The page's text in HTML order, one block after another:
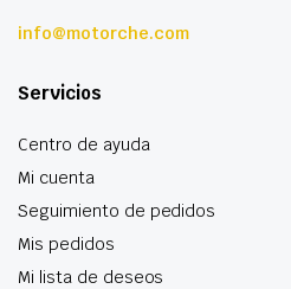
info@motorche.com
Servicios
Centro de ayuda
Mi cuenta
Seguimiento de pedidos
Mis pedidos
Mi lista de deseos